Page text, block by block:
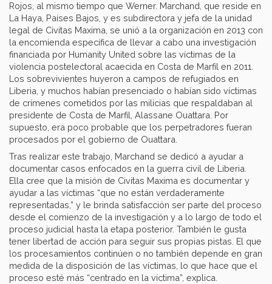
Rojos, al mismo tiempo que Werner. Marchand, que reside en
La Haya, Países Bajos, y es subdirectora y jefa de la unidad
legal de Civitas Maxima, se unió a la organización en 2013 con
la encomienda específica de llevar a cabo una investigación
financiada por Humanity United sobre las víctimas de la
violencia postelectoral acaecida en Costa de Marfil en 2011.
Los sobrevivientes huyeron a campos de refugiados en
Liberia, y muchos habían presenciado o habían sido víctimas
de crímenes cometidos por las milicias que respaldaban al
presidente de Costa de Marfil, Alassane Ouattara. Por
supuesto, era poco probable que los perpetradores fueran
procesados por el gobierno de Ouattara.
Tras realizar este trabajo, Marchand se dedicó a ayudar a
documentar casos enfocados en la guerra civil de Liberia.
Ella cree que la misión de Civitas Maxima es documentar y
ayudar a las víctimas “que no están verdaderamente
representadas,” y le brinda satisfacción ser parte del proceso
desde el comienzo de la investigación y a lo largo de todo el
proceso judicial hasta la etapa posterior. También le gusta
tener libertad de acción para seguir sus propias pistas. El que
los procesamientos continúen o no también depende en gran
medida de la disposición de las víctimas, lo que hace que el
proceso esté más “centrado en la víctima”, explica.